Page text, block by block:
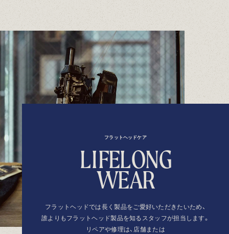
フラットヘッドケア
LIFELONG
WEAR
フラットヘッドでは長く製品をご愛好いただきたいため、
誰よりもフラットヘッド製品を知るスタッフが担当します。
リペアや修理は、店舗または